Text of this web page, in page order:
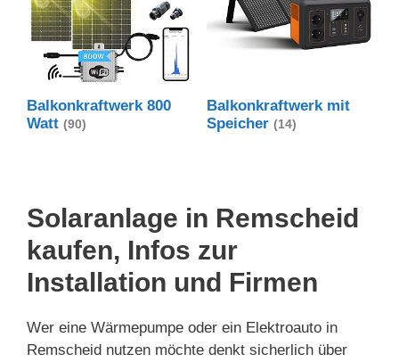
Balkonkraftwerk 800
Watt (90)
Balkonkraftwerk mit
Speicher (14)
Solaranlage in Remscheid
kaufen, Infos zur
Installation und Firmen
Wer eine Wärmepumpe oder ein Elektroauto in
Remscheid nutzen möchte denkt sicherlich über